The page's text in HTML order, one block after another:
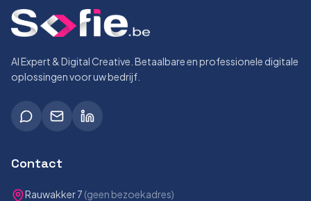
AI Expert & Digital Creative. Betaalbare en professionele digitale
oplossingen voor uw bedrijf.
Contact
Rauwakker 7 (geen bezoekadres)